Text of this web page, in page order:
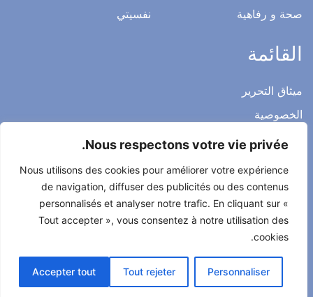
Nous respectons votre vie privée.
Nous utilisons des cookies pour améliorer votre expérience
de navigation, diffuser des publicités ou des contenus
personnalisés et analyser notre trafic. En cliquant sur «
Tout accepter », vous consentez à notre utilisation des
cookies.
Personnaliser
Tout rejeter
Accepter tout
صحة و رفاهية
نفسيتي
القائمة
ميثاق التحرير
الخصوصية
الاشعار القانوني
اتصل بنا
جميع الحقوق محفوظة لصحتي حياتي 2022
طور من طرفAlcomnet